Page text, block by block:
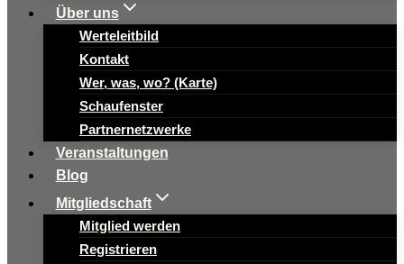
Über uns
Werteleitbild
Kontakt
Wer, was, wo? (Karte)
Schaufenster
Partnernetzwerke
Veranstaltungen
Blog
Mitgliedschaft
Mitglied werden
Registrieren